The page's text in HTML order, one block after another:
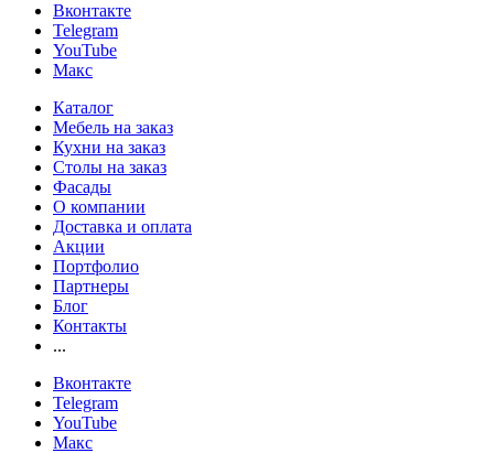
Вконтакте
Telegram
YouTube
Макс
Каталог
Мебель на заказ
Кухни на заказ
Столы на заказ
Фасады
О компании
Доставка и оплата
Акции
Портфолио
Партнеры
Блог
Контакты
...
Вконтакте
Telegram
YouTube
Макс